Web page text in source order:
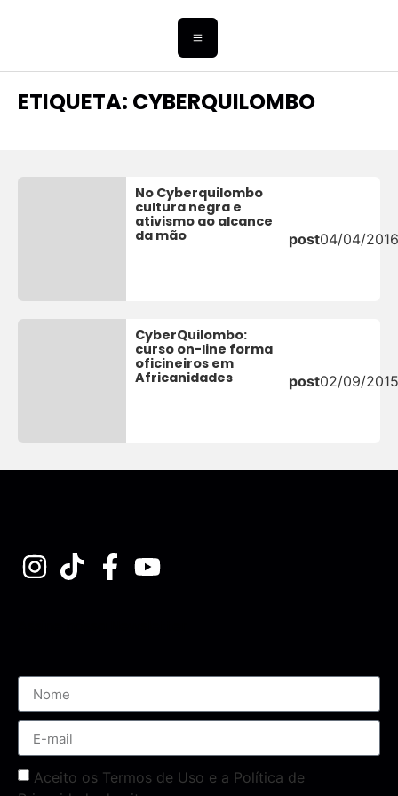
ETIQUETA: CYBERQUILOMBO
No Cyberquilombo
cultura negra e
ativismo ao alcance
da mão
post04/04/
CyberQuilombo:
curso on-line forma
oficineiros em
Africanidades
post02/09/
Aceito os Termos de Uso e a Política de